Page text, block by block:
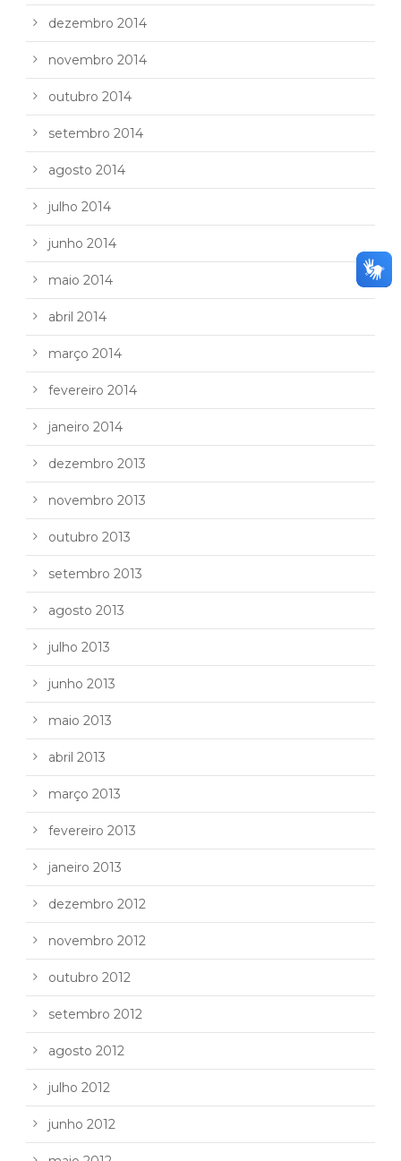
dezembro 2014
novembro 2014
outubro 2014
setembro 2014
agosto 2014
julho 2014
junho 2014
maio 2014
abril 2014
março 2014
fevereiro 2014
janeiro 2014
dezembro 2013
novembro 2013
outubro 2013
setembro 2013
agosto 2013
julho 2013
junho 2013
maio 2013
abril 2013
março 2013
fevereiro 2013
janeiro 2013
dezembro 2012
novembro 2012
outubro 2012
setembro 2012
agosto 2012
julho 2012
junho 2012